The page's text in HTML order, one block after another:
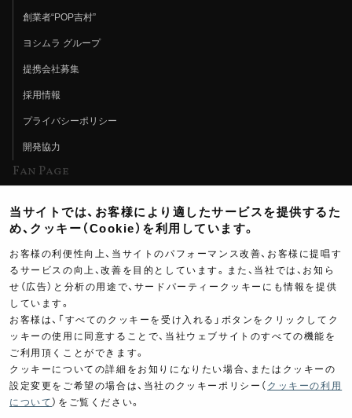
創業者“POP吉村”
ヨシムラ グループ
提携会社募集
採用情報
プライバシーポリシー
開発協力
Fan Page
ヨシムラTV
イベント情報
イベントスケジュール
ツーリングブレイクタイム
製品ポスター
当サイトでは、お客様により適したサービスを提供するた
め、クッキー（Cookie）を利用しています。
お客様の利便性向上、当サイトのパフォーマンス改善、お客様に提唱す
るサービスの向上、改善を目的としています。また、当社では、お知ら
せ（広告）と分析の用途で、サードパーティークッキーにも情報を提供
しています。
お客様は、「すべてのクッキーを受け入れる」ボタンをクリックしてク
ッキーの使用に同意することで、当社ウェブサイトのすべての機能を
ご利用頂くことができます。
クッキーについての詳細をお知りになりたい場合、またはクッキーの
設定変更をご希望の場合は、当社のクッキーポリシー（ クッキーの利用
について ）をご覧ください。